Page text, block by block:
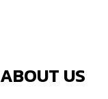
ABOUT US